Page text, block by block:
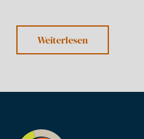
Weiterlesen